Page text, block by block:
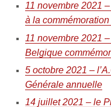
11 novembre 2021
à la
11 novembre 2021
Belgique
5 octobre 2021 –
Générale annuelle
14 juillet 2021 – le